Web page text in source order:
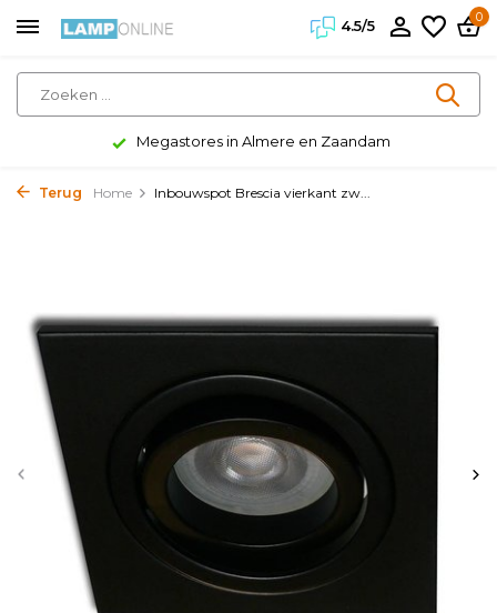
4.5/5
0
Megastores in Almere en Zaandam
Terug Home Inbouwspot Brescia vierkant zw...